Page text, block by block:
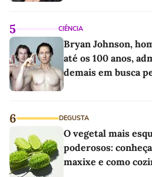
5 CIÊNCIA
Bryan Johnson,
até os 100 anos,
demais em busca
6 DEGUSTA
O vegetal mais
poderosos:
maxixe e como